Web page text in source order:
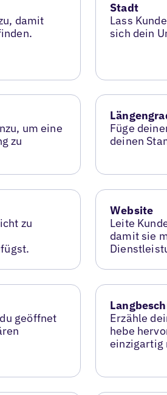
damit
Stadt
Lass
sich dein
um eine
zu
Füge
deinen
zu
Website
Leite
damit sie
geöffnet
Erzähle
hebe
einzigartig